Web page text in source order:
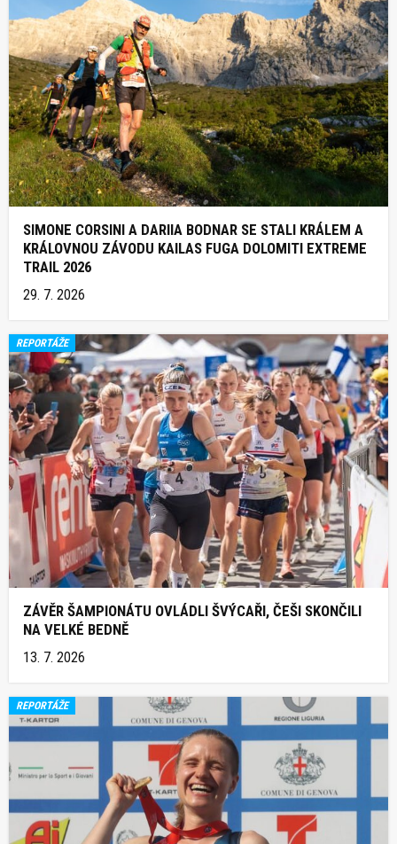
SIMONE CORSINI A DARIIA BODNAR SE STALI KRÁLEM A
KRÁLOVNOU ZÁVODU KAILAS FUGA DOLOMITI EXTREME
TRAIL 2026
29. 7. 2026
REPORTÁŽE
ZÁVĚR ŠAMPIONÁTU OVLÁDLI ŠVÝCAŘI, ČEŠI SKONČILI
NA VELKÉ BEDNĚ
13. 7. 2026
REPORTÁŽE